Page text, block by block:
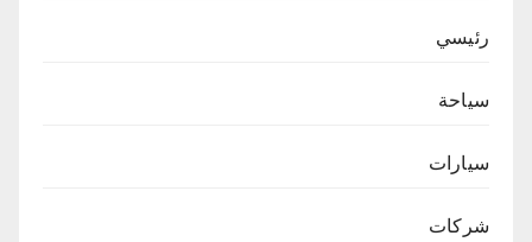
رئيسي
سياحة
سيارات
شركات